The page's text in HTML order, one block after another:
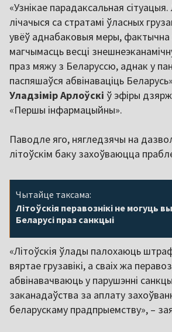
«Узнікае парадаксальная сітуацыя.
лічачыся са стратамі ўласных
увёў аднабаковыя меры,
магчымасць весці
праз мяжу з Беларуссю, аднак у
паспяшаўся абвінаваціць
Уладзімір Арлоўскі ў эфіры
«Першы інфармацыйны».
Паводле яго, нягледзячы на
літоўскім баку захоўваюцца
Чытайце таксама:
Літоўскія перавознікі не могуць
Беларусі праз санкцыі
«Літоўскія ўлады палохаюць
вяртае грузавікі, а сваіх жа
абвінавачваюць у парушэнні
заканадаўства за аплату
беларускаму прадпрыемству», –